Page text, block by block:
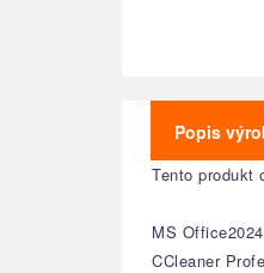
Popis
Tento produkt
MS
CCleaner